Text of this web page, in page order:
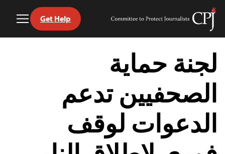
Skip
content
Committee
Journalists
Get Help
لجنة حماية
الصحفيين تدعم
الدعوات لوقف